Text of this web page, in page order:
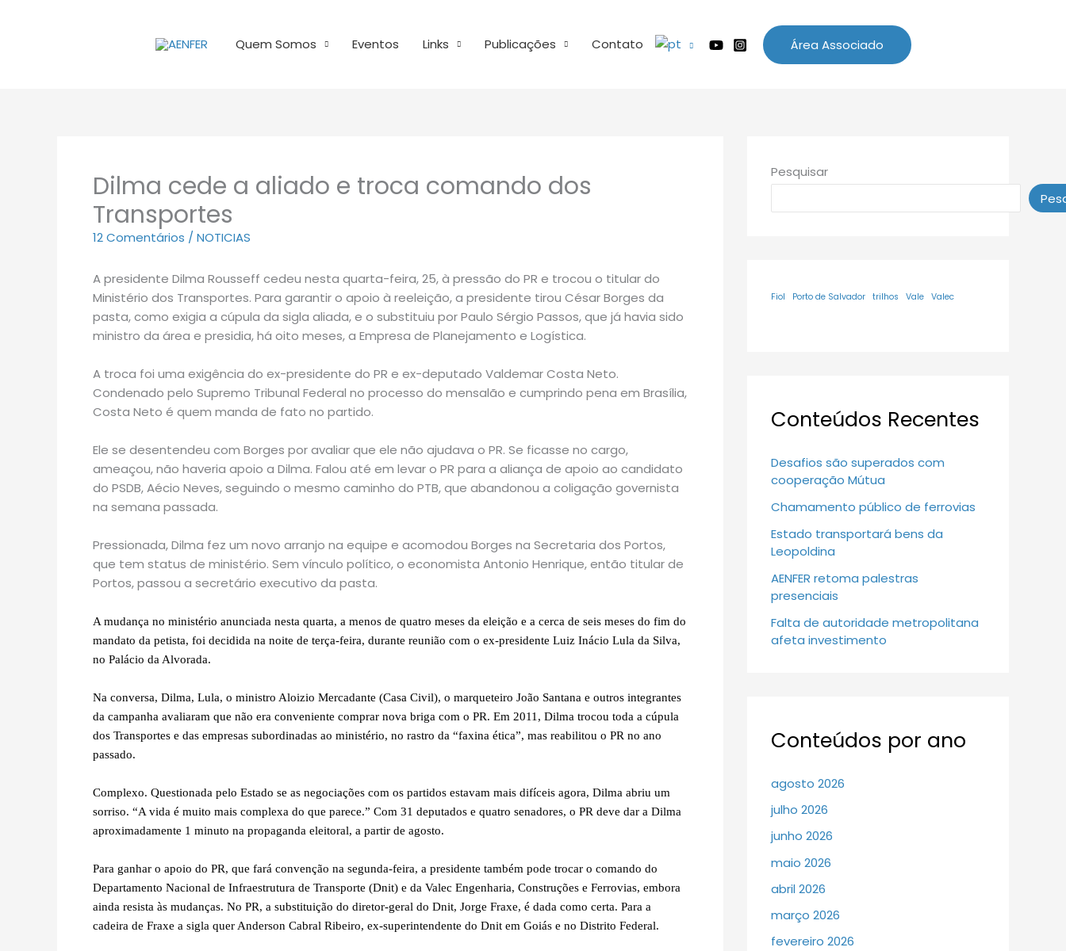
Quem Somos Eventos Links Publicações Contato Área Associado
Dilma cede a aliado e troca comando dos
Transportes
12 Comentários / NOTICIAS
A presidente Dilma Rousseff cedeu nesta quarta-feira, 25, à pressão do PR e trocou o titular do
Ministério dos Transportes. Para garantir o apoio à reeleição, a presidente tirou César Borges da
pasta, como exigia a cúpula da sigla aliada, e o substituiu por Paulo Sérgio Passos, que já havia sido
ministro da área e presidia, há oito meses, a Empresa de Planejamento e Logística.
A troca foi uma exigência do ex-presidente do PR e ex-deputado Valdemar Costa Neto.
Condenado pelo Supremo Tribunal Federal no processo do mensalão e cumprindo pena em Brasília,
Costa Neto é quem manda de fato no partido.
Ele se desentendeu com Borges por avaliar que ele não ajudava o PR. Se ficasse no cargo,
ameaçou, não haveria apoio a Dilma. Falou até em levar o PR para a aliança de apoio ao candidato
do PSDB, Aécio Neves, seguindo o mesmo caminho do PTB, que abandonou a coligação governista
na semana passada.
Pressionada, Dilma fez um novo arranjo na equipe e acomodou Borges na Secretaria dos Portos,
que tem status de ministério. Sem vínculo político, o economista Antonio Henrique, então titular de
Portos, passou a secretário executivo da pasta.
A mudança no ministério anunciada nesta quarta, a menos de quatro meses da eleição e a cerca de seis meses do fim do
mandato da petista, foi decidida na noite de terça-feira, durante reunião com o ex-presidente Luiz Inácio Lula da Silva,
no Palácio da Alvorada.
Na conversa, Dilma, Lula, o ministro Aloizio Mercadante (Casa Civil), o marqueteiro João Santana e outros integrantes
da campanha avaliaram que não era conveniente comprar nova briga com o PR. Em 2011, Dilma trocou toda a cúpula
dos Transportes e das empresas subordinadas ao ministério, no rastro da “faxina ética”, mas reabilitou o PR no ano
passado.
Complexo. Questionada pelo Estado se as negociações com os partidos estavam mais difíceis agora, Dilma abriu um
sorriso. “A vida é muito mais complexa do que parece.” Com 31 deputados e quatro senadores, o PR deve dar a Dilma
aproximadamente 1 minuto na propaganda eleitoral, a partir de agosto.
Para ganhar o apoio do PR, que fará convenção na segunda-feira, a presidente também pode trocar o comando do
Departamento Nacional de Infraestrutura de Transporte (Dnit) e da Valec Engenharia, Construções e Ferrovias, embora
ainda resista às mudanças. No PR, a substituição do diretor-geral do Dnit, Jorge Fraxe, é dada como certa. Para a
cadeira de Fraxe a sigla quer Anderson Cabral Ribeiro, ex-superintendente do Dnit em Goiás e no Distrito Federal.
Pesquisar
Fiol Porto de Salvador trilhos Vale Valec
Conteúdos Recentes
Desafios são superados com
cooperação Mútua
Chamamento público de ferrovias
Estado transportará bens da
Leopoldina
AENFER retoma palestras
presenciais
Falta de autoridade metropolitana
afeta investimento
Conteúdos por ano
agosto 2026
julho 2026
junho 2026
maio 2026
abril 2026
março 2026
fevereiro 2026